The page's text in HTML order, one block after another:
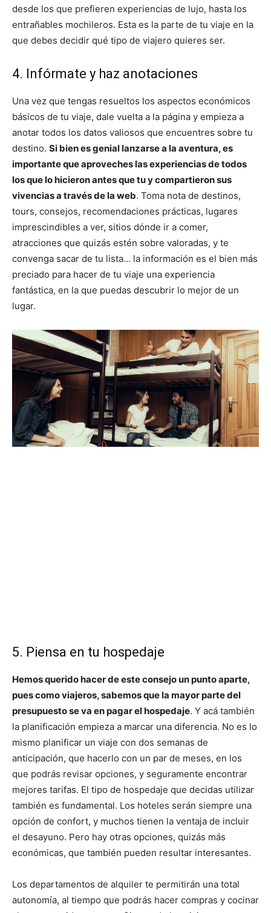
desde los que prefieren experiencias de lujo, hasta los
entrañables mochileros. Esta es la parte de tu viaje en la
que debes decidir qué tipo de viajero quieres ser.
4. Infórmate y haz anotaciones
Una vez que tengas resueltos los aspectos económicos
básicos de tu viaje, dale vuelta a la página y empieza a
anotar todos los datos valiosos que encuentres sobre tu
destino. Si bien es genial lanzarse a la aventura, es
importante que aproveches las experiencias de todos
los que lo hicieron antes que tu y compartieron sus
vivencias a través de la web. Toma nota de destinos,
tours, consejos, recomendaciones prácticas, lugares
imprescindibles a ver, sitios dónde ir a comer,
atracciones que quizás estén sobre valoradas, y te
convenga sacar de tu lista… la información es el bien más
preciado para hacer de tu viaje una experiencia
fantástica, en la que puedas descubrir lo mejor de un
lugar.
5. Piensa en tu hospedaje
Hemos querido hacer de este consejo un punto aparte,
pues como viajeros, sabemos que la mayor parte del
presupuesto se va en pagar el hospedaje. Y acá también
la planificación empieza a marcar una diferencia. No es lo
mismo planificar un viaje con dos semanas de
anticipación, que hacerlo con un par de meses, en los
que podrás revisar opciones, y seguramente encontrar
mejores tarifas. El tipo de hospedaje que decidas utilizar
también es fundamental. Los hoteles serán siempre una
opción de confort, y muchos tienen la ventaja de incluir
el desayuno. Pero hay otras opciones, quizás más
económicas, que también pueden resultar interesantes.
Los departamentos de alquiler te permitirán una total
autonomía, al tiempo que podrás hacer compras y cocinar